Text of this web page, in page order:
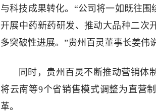
与科技成果转化。“公司将一如既往
开展中药新药研发、推动大品种二次
多突破性进展。”贵州百灵董事长姜伟
同时，贵州百灵不断推动营销体
将云南等9个省销售模式调整为直营
革。